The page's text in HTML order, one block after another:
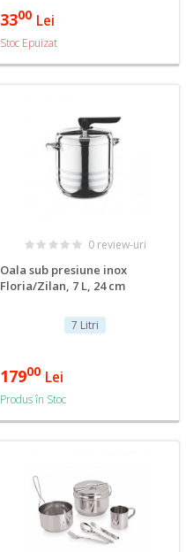
3300 Lei
Stoc Epuizat
0 review-uri
Oala sub presiune inox
Floria/Zilan, 7 L, 24 cm
7 Litri
17900 Lei
Produs în Stoc